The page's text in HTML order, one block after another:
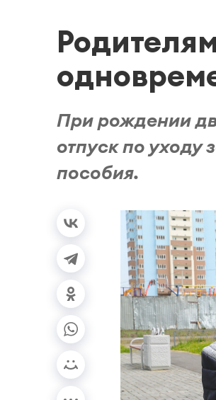
При рождении
отпуск по уходу
пособия.